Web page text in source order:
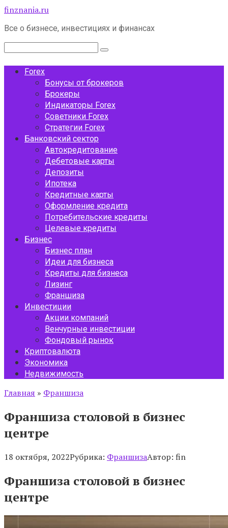
Перейти
контенту
finznania.ru
Все о бизнесе, инвестициях и финансах
Поиск:
Forex
Бонусы от брокеров
Брокеры
Индикаторы Forex
Советники Forex
Стратегии Forex
Банковский сектор
Автокредитование
Дебетовые карты
Депозиты
Ипотека
Кредитные карты
Оформление кредита
Потребительские кредиты
Целевые кредиты
Бизнес
Бизнес план
Идеи для бизнеса
Кредиты для бизнеса
Лизинг
Франшиза
Инвестиции
Акции компаний
Венчурные инвестиции
Фондовый рынок
Криптовалюта
Экономика
Недвижимость
Главная » Франшиза
Франшиза столовой в бизнес
центре
18 октября, 2022Рубрика: ФраншизаАвтор: fin
Франшиза столовой в бизнес
центре